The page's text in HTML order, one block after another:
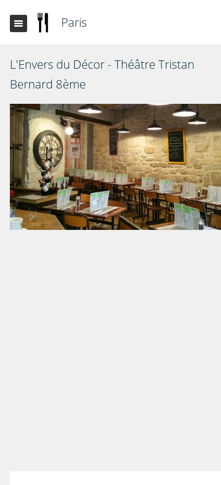
Paris
L'Envers du Décor - Théâtre Tristan
Bernard 8ème